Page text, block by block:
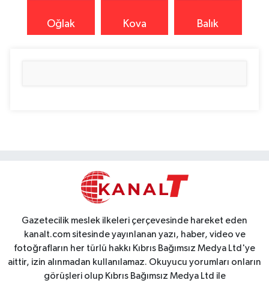
Oğlak Kova Balık
Gazetecilik meslek ilkeleri çerçevesinde hareket eden
kanalt.com sitesinde yayınlanan yazı, haber, video ve
fotoğrafların her türlü hakkı Kıbrıs Bağımsız Medya Ltd'ye
aittir, izin alınmadan kullanılamaz. Okuyucu yorumları onların
görüşleri olup Kıbrıs Bağımsız Medya Ltd ile